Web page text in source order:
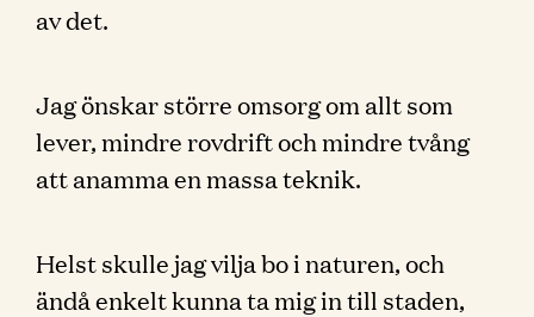
av det.
Jag önskar större omsorg om allt som
lever, mindre rovdrift och mindre tvång
att anamma en massa teknik.
Helst skulle jag vilja bo i naturen, och
ändå enkelt kunna ta mig in till staden,